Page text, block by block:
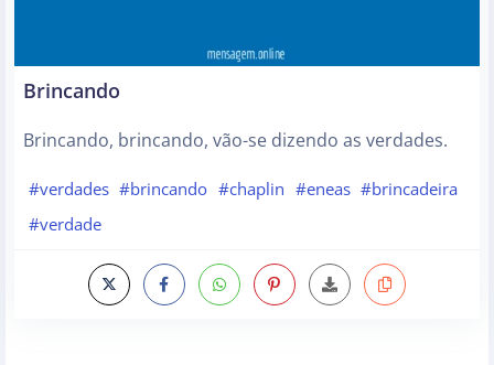
Brincando
Brincando, brincando, vão-se dizendo as verdades.
#verdades #brincando #chaplin #eneas #brincadeira
#verdade